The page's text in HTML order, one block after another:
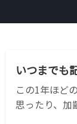
いつまでも
この1年ほど
思ったり、